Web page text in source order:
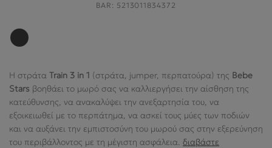
Ο ΛΟΓΑΡΙΑΣΜΌΣ ΜΟΥ
ABOUT US
ΠΛΗΡΟΦΟΡΙΕΣ
BAR: 5213011834372
Η στράτα Train 3 in 1 (στράτα, jumper, περπατούρα) της Bebe
Stars βοηθάει το μωρό σας να καλλιεργήσει την αίσθηση της
κατεύθυνσης, να ανακαλύψει την ανεξαρτησία του, να
εξοικειωθεί με το περπάτημα, να ασκεί τους μύες των ποδιών
και να αυξάνει την εμπιστοσύνη του μωρού σας στην εξερεύνηση
του περιβάλλοντος με τη μέγιστη ασφάλεια. διαβάστε